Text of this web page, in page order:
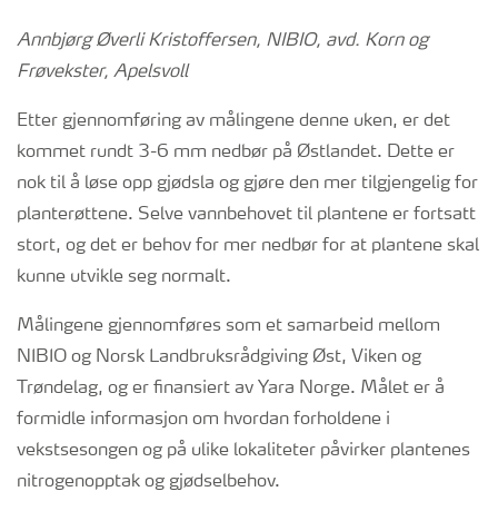
Annbjørg Øverli Kristoffersen, NIBIO, avd. Korn og
Frøvekster, Apelsvoll
Etter gjennomføring av målingene denne uken, er det
kommet rundt 3-6 mm nedbør på Østlandet. Dette er
nok til å løse opp gjødsla og gjøre den mer tilgjengelig for
planterøttene. Selve vannbehovet til plantene er fortsatt
stort, og det er behov for mer nedbør for at plantene skal
kunne utvikle seg normalt.
Målingene gjennomføres som et samarbeid mellom
NIBIO og Norsk Landbruksrådgiving Øst, Viken og
Trøndelag, og er finansiert av Yara Norge. Målet er å
formidle informasjon om hvordan forholdene i
vekstsesongen og på ulike lokaliteter påvirker plantenes
nitrogenopptak og gjødselbehov.